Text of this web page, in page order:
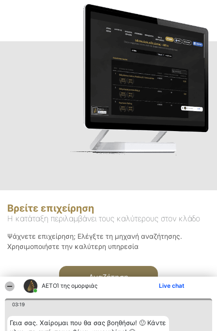
ΑΕΤΟΊ της ομορφιάς Live chat
03:19
Γεια σας. Χαίρομαι που θα σας βοηθήσω! 🙂 Κάντε
Βρείτε επιχείρηση
Η κατάταξη περιλαμβάνει τους καλύτερους στον κλάδο
Ψάχνετε επιχείρηση; Ελέγξτε τη μηχανή αναζήτησης.
Χρησιμοποιήστε την καλύτερη υπηρεσία
Αναζήτηση